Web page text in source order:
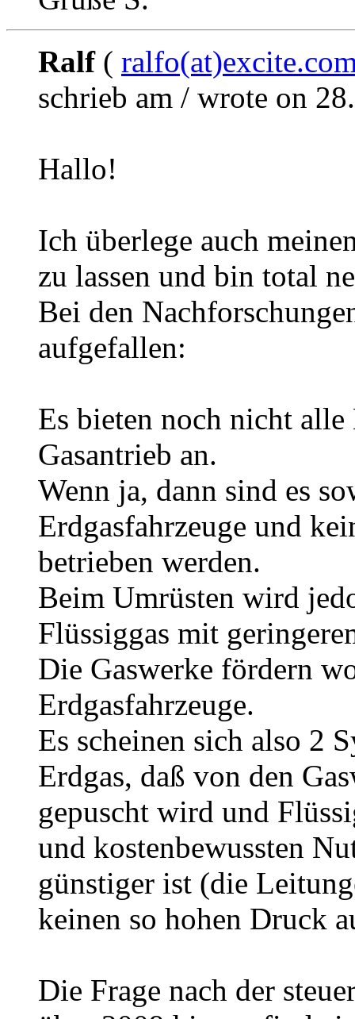
Ralf(
schrieb am / wrote on
Hallo!
Ich überlege auch
zu lassen und bin total
Bei den
aufgefallen:
Es bieten noch nicht
Gasantrieb an.
Wenn ja, dann sind es
Erdgasfahrzeuge und
betrieben werden.
Beim Umrüsten wird
Flüssiggas mit
Die Gaswerke fördern
Erdgasfahrzeuge.
Es scheinen sich also 2
Erdgas, daß von den
gepuscht wird und
und kostenbewussten
günstiger ist (die
keinen so hohen Druck
Die Frage nach der